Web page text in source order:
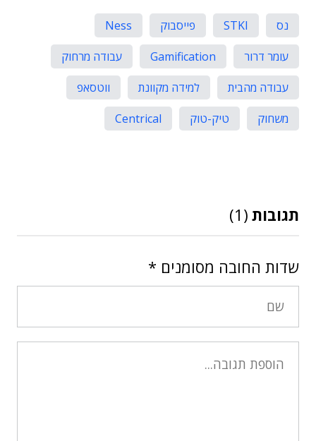
נס STKI פייסבוק
Ness
עומר דרור
Gamification
עבודה מרחוק
עבודה מהבית
למידה מקוונת
ווטסאפ
משחוק
טיק-טוק Centrical
תגובות (1)
שדות החובה מסומנים *